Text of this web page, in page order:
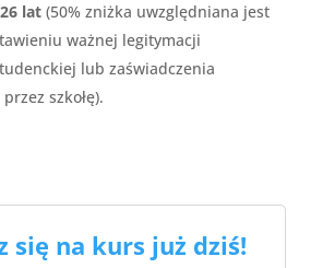
lat(50% zniżka uwzględniana jest
ważnej legitymacji
lub zaświadczenia
szkołę).
się na kurs już dziś!